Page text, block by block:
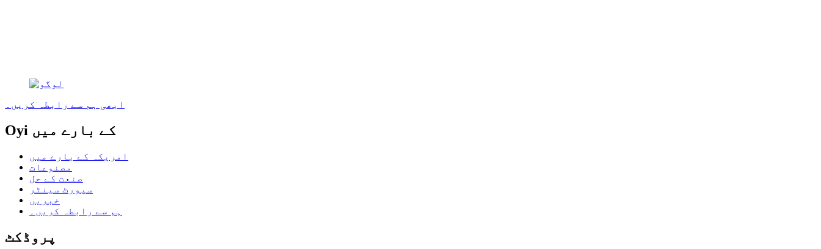
ابھی ہم سے رابطہ کریں۔
Oyi کے بارے میں
امریکہ کے بارے میں
مصنوعات
صنعت کے حل
سپورٹ سینٹر
خبریں
ہم سے رابطہ کریں۔
پروڈکٹ